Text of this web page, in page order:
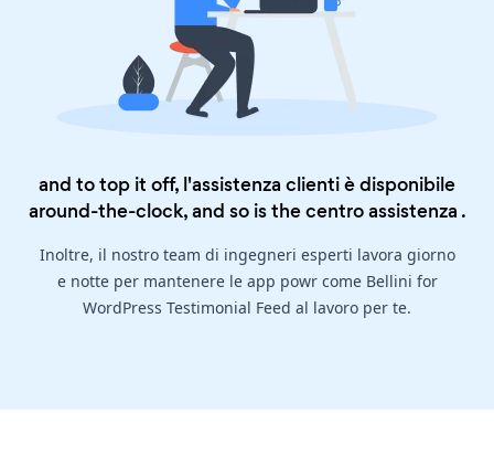
and to top it off, l'assistenza clienti è disponibile
around-the-clock, and so is thecentro assistenza .
Inoltre, il nostro team di ingegneri esperti lavora giorno
e notte per mantenere le app powr come Bellini for
WordPress Testimonial Feed al lavoro per te.